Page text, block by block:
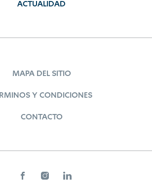
ACTUALIDAD
MAPA DEL SITIO
Y CONDICIONES
CONTACTO